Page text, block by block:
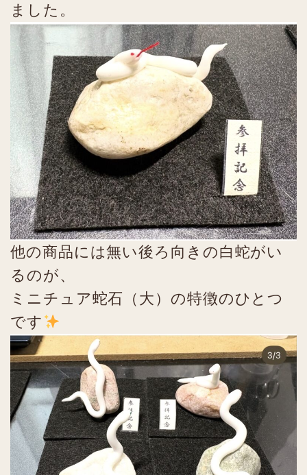
ました。
他の商品には無い後ろ向きの白蛇がい
るのが、
ミニチュア蛇石（大）の特徴のひとつ
です